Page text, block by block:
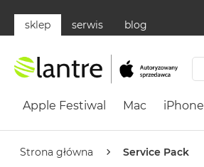
sklep serwis blog
Apple
Neo
Apple Festiwal Mac iPhone
Strona główna Service Pack